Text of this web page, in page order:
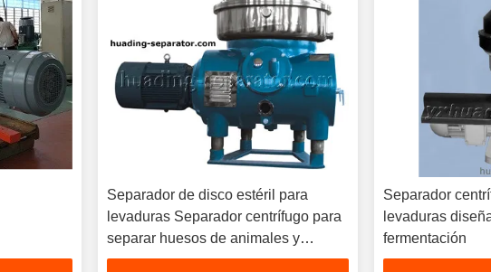
Separador de disco estéril para
levaduras Separador centrífugo para
separar huesos de animales y
desechos vegetales
Separador
levaduras
fermentación